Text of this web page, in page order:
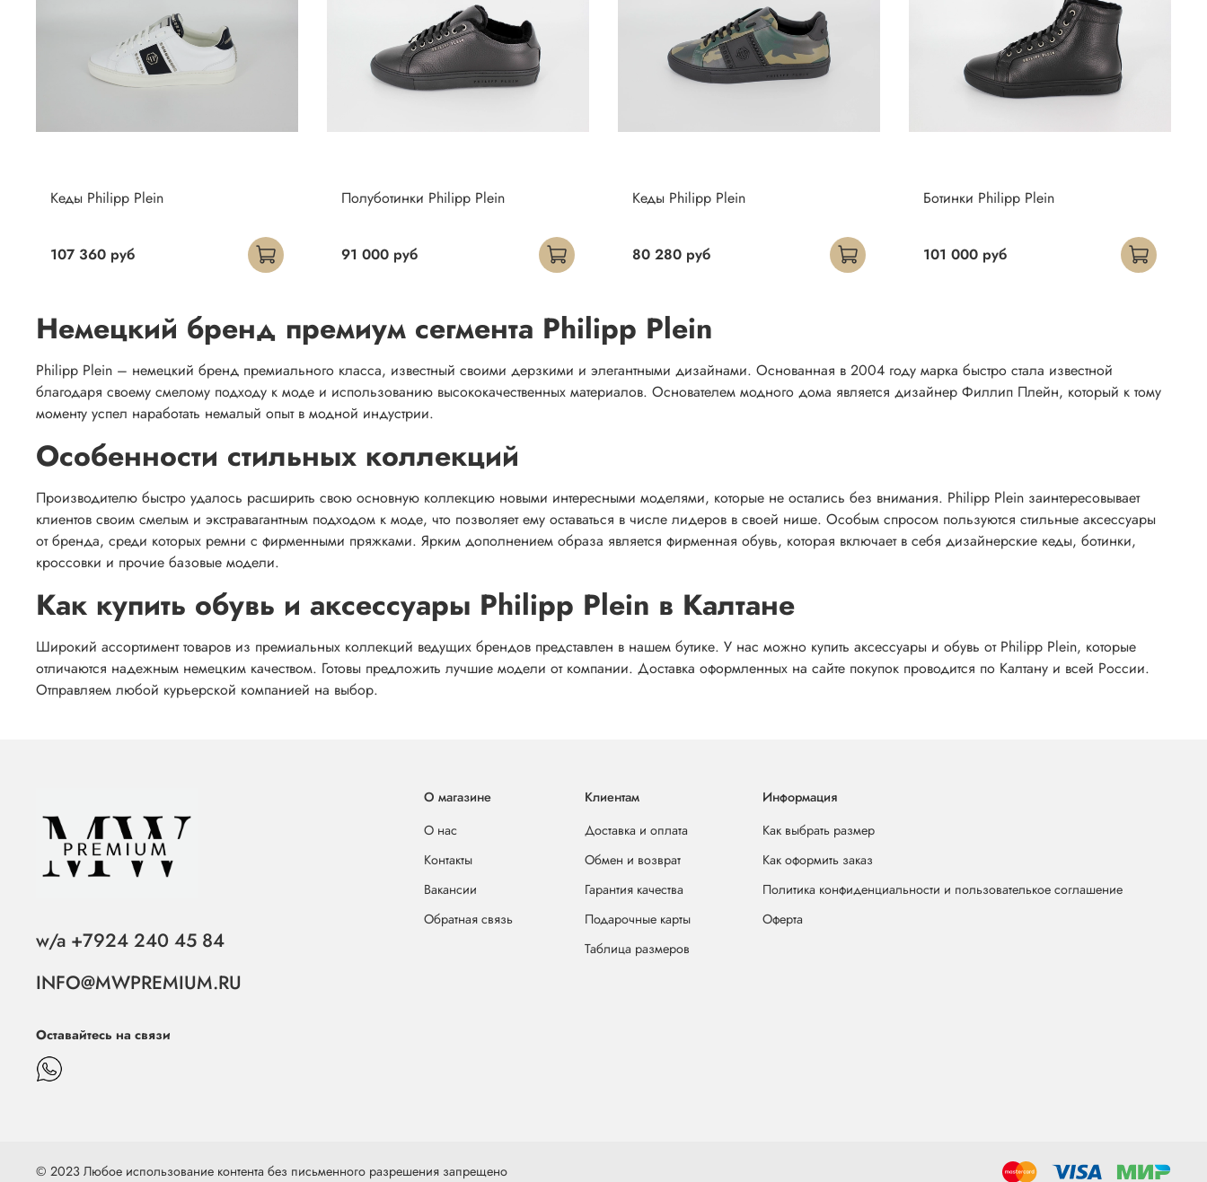
Кеды Philipp Plein
107 360 руб
Полуботинки Philipp Plein
91 000 руб
Кеды Philipp Plein
80 280 руб
Ботинки Philipp Plein
101 000 руб
Немецкий бренд премиум сегмента Philipp Plein
Philipp Plein – немецкий бренд премиального класса, известный своими дерзкими и элегантными дизайнами. Основанная в 2004 году марка быстро стала известной
благодаря своему смелому подходу к моде и использованию высококачественных материалов. Основателем модного дома является дизайнер Филлип Плейн, который к тому
моменту успел наработать немалый опыт в модной индустрии.
Особенности стильных коллекций
Производителю быстро удалось расширить свою основную коллекцию новыми интересными моделями, которые не остались без внимания. Philipp Plein заинтересовывает
клиентов своим смелым и экстравагантным подходом к моде, что позволяет ему оставаться в числе лидеров в своей нише. Особым спросом пользуются стильные аксессуары
от бренда, среди которых ремни с фирменными пряжками. Ярким дополнением образа является фирменная обувь, которая включает в себя дизайнерские кеды, ботинки,
кроссовки и прочие базовые модели.
Как купить обувь и аксессуары Philipp Plein в Калтане
Широкий ассортимент товаров из премиальных коллекций ведущих брендов представлен в нашем бутике. У нас можно купить аксессуары и обувь от Philipp Plein, которые
отличаются надежным немецким качеством. Готовы предложить лучшие модели от компании. Доставка оформленных на сайте покупок проводится по Калтану и всей России.
Отправляем любой курьерской компанией на выбор.
О магазине
О нас
Контакты
Вакансии
Обратная связь
Клиентам
Доставка и оплата
Обмен и возврат
Гарантия качества
Подарочные карты
Таблица размеров
Информация
Как выбрать размер
Как оформить заказ
Политика конфиденциальности и пользователькое соглашение
Оферта
w/a +7924 240 45 84
INFO@MWPREMIUM.RU
Оставайтесь на связи
© 2023 Любое использование контента без письменного разрешения запрещено